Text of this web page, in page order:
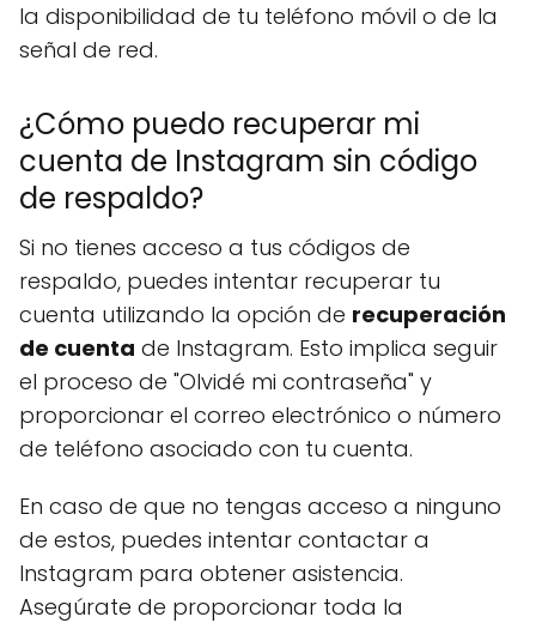
la disponibilidad de tu teléfono móvil o de la
señal de red.
¿Cómo puedo recuperar mi
cuenta de Instagram sin código
de respaldo?
Si no tienes acceso a tus códigos de
respaldo, puedes intentar recuperar tu
cuenta utilizando la opción de recuperación
de cuenta de Instagram. Esto implica seguir
el proceso de "Olvidé mi contraseña" y
proporcionar el correo electrónico o número
de teléfono asociado con tu cuenta.
En caso de que no tengas acceso a ninguno
de estos, puedes intentar contactar a
Instagram para obtener asistencia.
Asegúrate de proporcionar toda la